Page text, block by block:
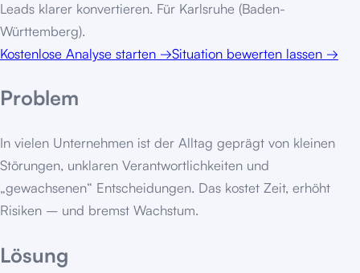
Leads klarer konvertieren. Für Karlsruhe (Baden-
Württemberg).
Kostenlose Analyse starten →Situation bewerten lassen →
Problem
In vielen Unternehmen ist der Alltag geprägt von kleinen
Störungen, unklaren Verantwortlichkeiten und
„gewachsenen“ Entscheidungen. Das kostet Zeit, erhöht
Risiken – und bremst Wachstum.
Lösung